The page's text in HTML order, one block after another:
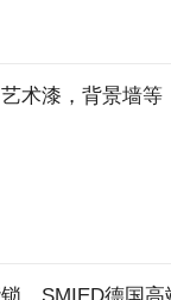
术漆，背景墙等